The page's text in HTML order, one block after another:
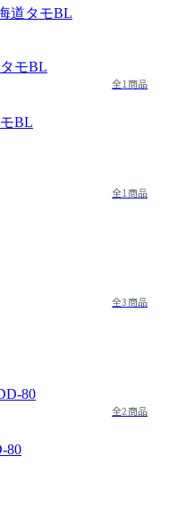
道タモBL
全1商品
BL
全1商品
全3商品
全2商品
80